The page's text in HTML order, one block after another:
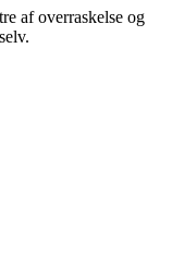
af overraskelse og